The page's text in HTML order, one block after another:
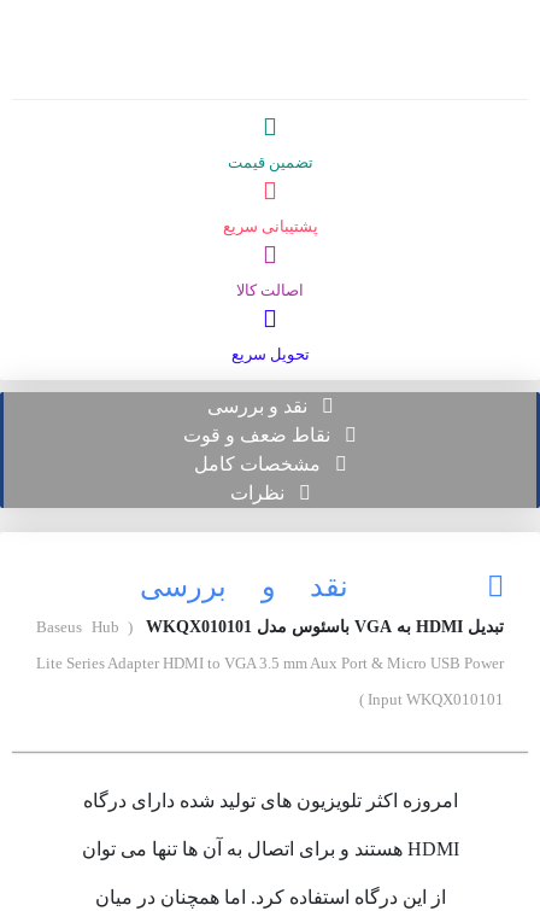
تضمین قیمت
پشتیبانی سریع
اصالت کالا
تحویل سریع
نقد و بررسی
نقاط ضعف و قوت
مشخصات کامل
نظرات
نقد و بررسی
تبدیل HDMI به VGA باسئوس مدل WKQX010101
( Baseus Hub
Lite Series Adapter HDMI to VGA 3.5 mm Aux Port & Micro USB Power
Input WKQX010101 )
امروزه اکثر تلویزیون های تولید شده دارای درگاه
HDMI هستند و برای اتصال به آن ها تنها می توان
از این درگاه استفاده کرد. اما همچنان در میان